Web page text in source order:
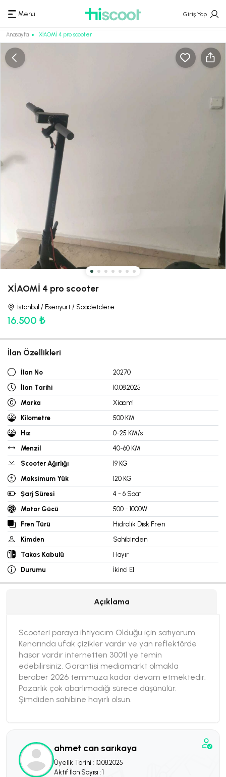
Menü Giriş Yap
Anasayfa XİAOMİ 4 pro scooter
XİAOMİ 4 pro scooter
İstanbul / Esenyurt / Saadetdere
16.500 ₺
İlan Özellikleri
İlan No
20270
İlan Tarihi
10.08.2025
Marka
Xiaomi
Kilometre
500 KM
Hız
0-25 KM/s
Menzil
40-60 KM
Scooter Ağırlığı
19 KG
Maksimum Yük
120 KG
Şarj Süresi
4 - 6 Saat
Motor Gücü
500 - 1000W
Fren Türü
Hidrolik Disk Fren
Kimden
Sahibinden
Takas Kabulü
Hayır
Durumu
İkinci El
ahmet can sarıkaya
Üyelik Tarihi : 10.08.2025
Aktif İlan Sayısı : 1
Açıklama
Scooteri paraya ihtiyacım Olduğu için satıyorum.
Kenarında ufak çizikler vardır ve yan reflektörde
hasar vardır internetten 300tl ye temin
edebilirsiniz. Garantisi mediamarkt olmakla
beraber 2026 temmuza kadar devam etmektedir.
Pazarlık çok abarlımadığı sürece düşünülür.
Şimdiden sahibine hayırlı olsun.